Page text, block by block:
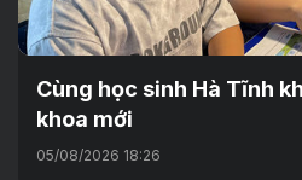
Cùng học sinh Hà Tĩnh
khoa mới
05/08/2026 18:26